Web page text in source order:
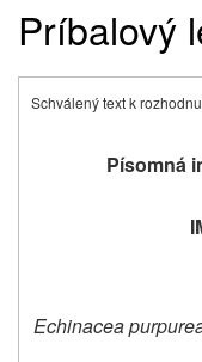
Príbalový
Schválený text k
Písomná
Echinacea